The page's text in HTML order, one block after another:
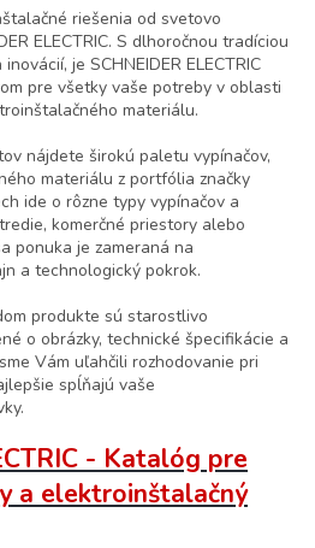
riešenia od svetovo
ELECTRIC. S dlhoročnou tradíciou
je SCHNEIDER ELECTRIC
pre všetky vaše potreby v oblasti
materiálu.
nájdete širokú paletu vypínačov,
materiálu z portfólia značky
ide o rôzne typy vypínačov a
komerčné priestory alebo
ponuka je zameraná na
a technologický pokrok.
produkte sú starostlivo
o obrázky, technické špecifikácie a
Vám uľahčili rozhodovanie pri
spĺňajú vaše
- Katalóg pre
a elektroinštalačný